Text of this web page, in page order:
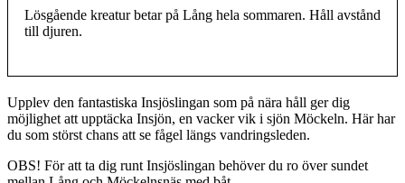
Lösgående kreatur betar på Lång hela sommaren. Håll avstånd
till djuren.
Beskrivning
Upplev den fantastiska Insjöslingan som på nära håll ger dig
möjlighet att upptäcka Insjön, en vacker vik i sjön Möckeln. Här har
du som störst chans att se fågel längs vandringsleden.
OBS! För att ta dig runt Insjöslingan behöver du ro över sundet